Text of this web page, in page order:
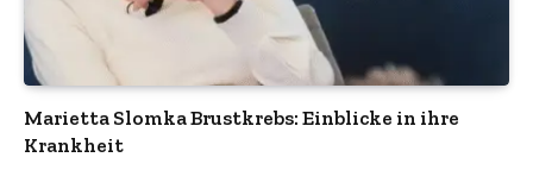
Marietta Slomka Brustkrebs: Einblicke in ihre
Krankheit